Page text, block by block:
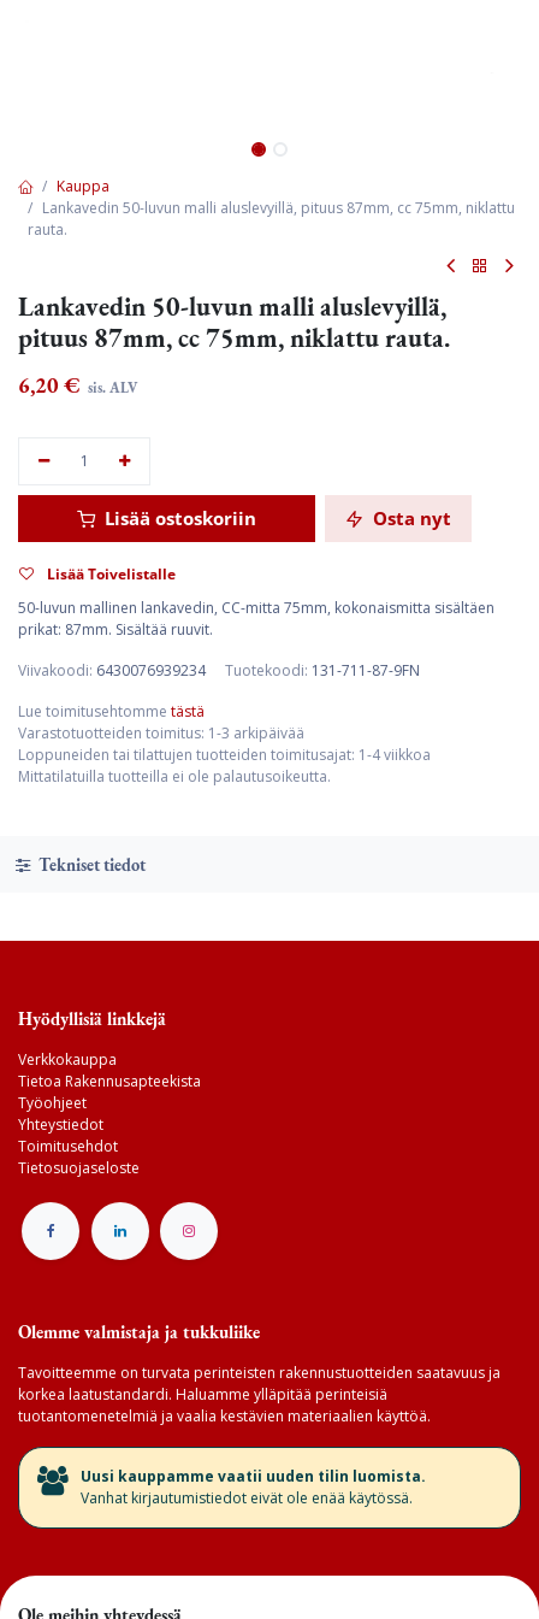
Kauppa
Lankavedin 50-luvun malli aluslevyillä, pituus 87mm, cc 75mm, niklattu
rauta.
Lankavedin 50-luvun malli aluslevyillä,
pituus 87mm, cc 75mm, niklattu rauta.
6,20 € sis. ALV
Lisää ostoskoriin Osta nyt
Lisää Toivelistalle
50-luvun mallinen lankavedin, CC-mitta 75mm, kokonaismitta sisältäen
prikat: 87mm. Sisältää ruuvit.
Viivakoodi: 6430076939234 Tuotekoodi: 131-711-87-9FN
Lue toimitusehtomme tästä
Varastotuotteiden toimitus: 1-3 arkipäivää
Loppuneiden tai tilattujen tuotteiden toimitusajat: 1-4 viikkoa
Mittatilatuilla tuotteilla ei ole palautusoikeutta.
Tekniset tiedot
Hyödyllisiä linkkejä
Verkkokauppa
Tietoa Rakennusapteekista
Työohjeet
Yhteystiedot
Toimitusehdot
Tietosuojaseloste
Olemme valmistaja ja tukkuliike
Tavoitteemme on turvata perinteisten rakennustuotteiden saatavuus ja
korkea laatustandardi. Haluamme ylläpitää perinteisiä
tuotantomenetelmiä ja vaalia kestävien materiaalien käyttöä.
​Uusi kauppamme vaatii uuden tilin luomista.
Vanhat kirjautumistiedot eivät ole enää käytössä.